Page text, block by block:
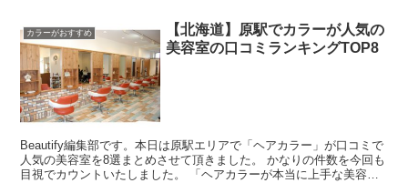
カラーがおすすめ
【北海道】原駅でカラーが人気の
美容室の口コミランキングTOP8
Beautify編集部です。本日は原駅エリアで「ヘアカラー」が口コミで
人気の美容室を8選まとめさせて頂きました。 かなりの件数を今回も
目視でカウントいたしました。 「ヘアカラーが本当に上手な美容室